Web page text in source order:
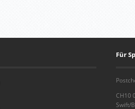
Für
CH10
Swift/